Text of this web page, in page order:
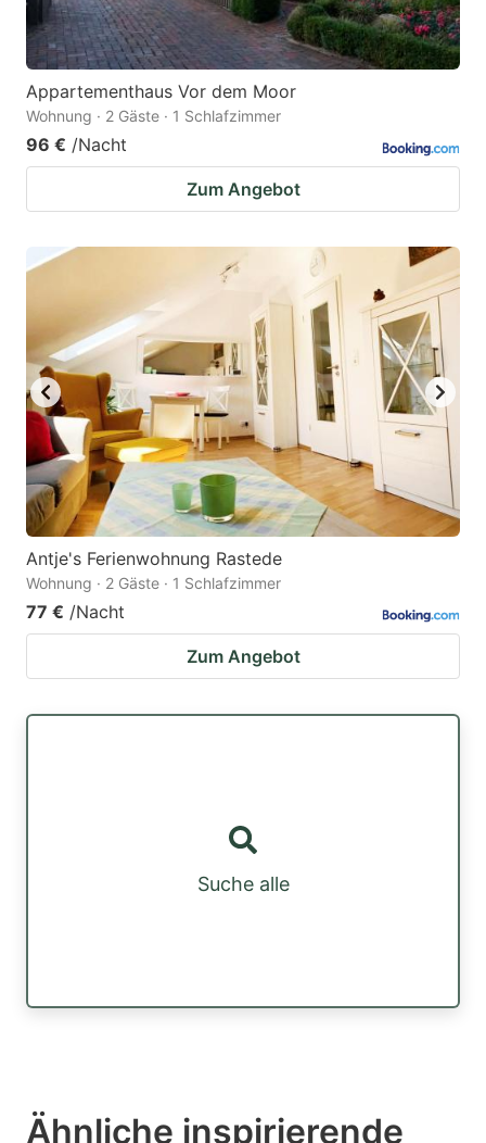
Appartementhaus Vor dem Moor
Wohnung · 2 Gäste · 1 Schlafzimmer
96 € /Nacht
Zum Angebot
Antje's Ferienwohnung Rastede
Wohnung · 2 Gäste · 1 Schlafzimmer
77 € /Nacht
Zum Angebot
Suche alle
Ähnliche inspirierende